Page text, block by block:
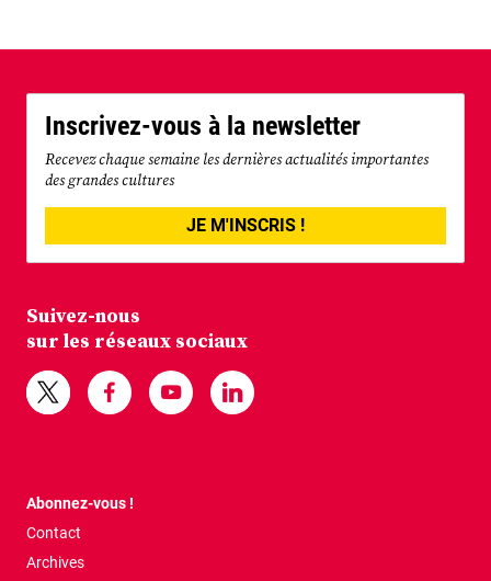
Inscrivez-vous à la newsletter
Recevez chaque semaine les dernières actualités importantes
des grandes cultures
JE M'INSCRIS !
Suivez-nous
sur les réseaux sociaux
Abonnez-vous !
Contact
Archives